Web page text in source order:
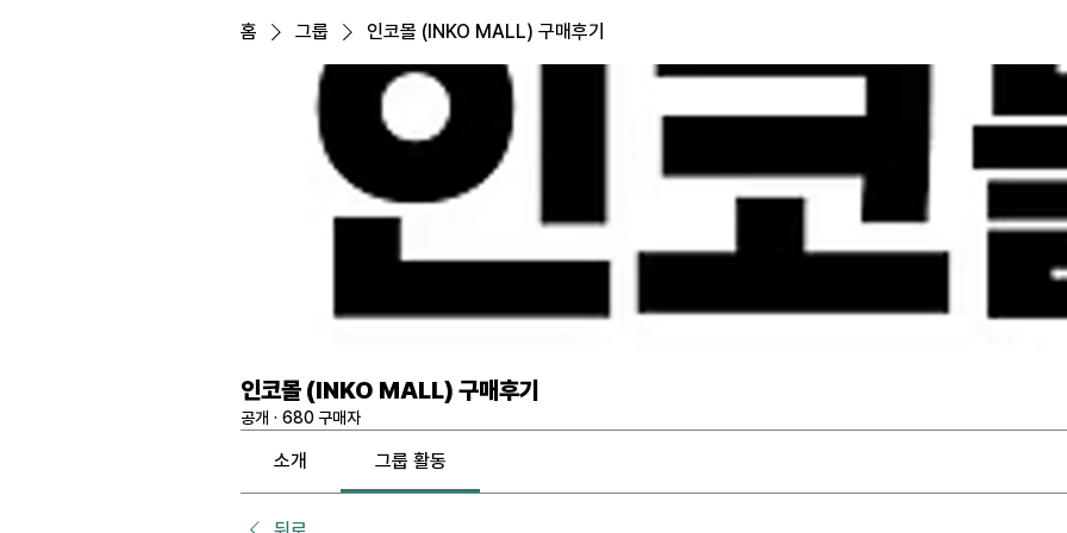
홈 그룹 인코몰 (INKO MALL) 구매후기
인코몰 (INKO MALL) 구매후기
공개 · 680 구매자
소개 그룹 활동